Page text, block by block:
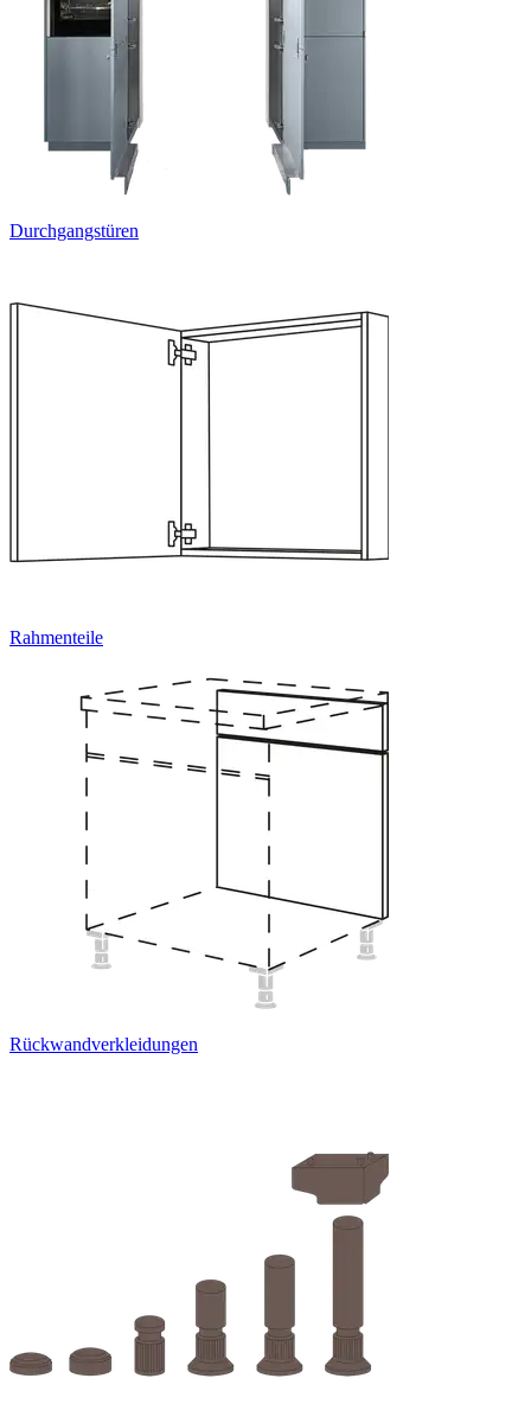
Durchgangstüren
Rahmenteile
Rückwandverkleidungen